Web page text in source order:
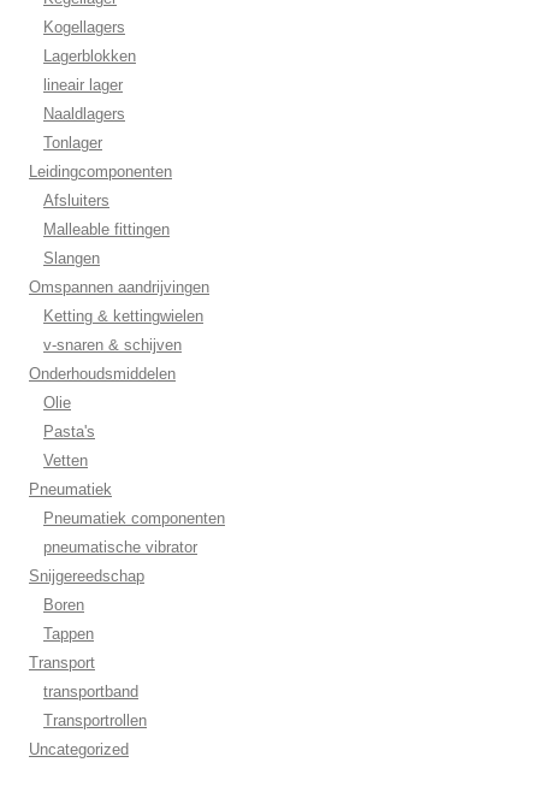
Kogellagers
Lagerblokken
lineair lager
Naaldlagers
Tonlager
Leidingcomponenten
Afsluiters
Malleable fittingen
Slangen
Omspannen aandrijvingen
Ketting & kettingwielen
v-snaren & schijven
Onderhoudsmiddelen
Olie
Pasta's
Vetten
Pneumatiek
Pneumatiek componenten
pneumatische vibrator
Snijgereedschap
Boren
Tappen
Transport
transportband
Transportrollen
Uncategorized